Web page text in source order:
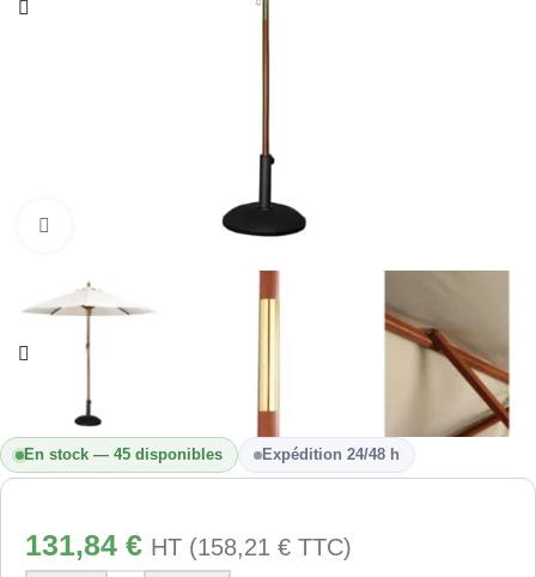
Cliquez pour agrandir
En stock — 45 disponibles Expédition 24/48 h
131,84 € HT (158,21 € TTC)